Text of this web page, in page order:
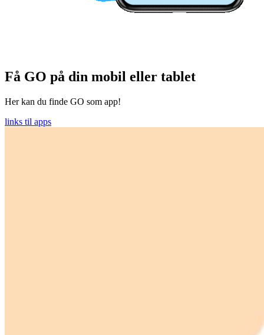
Få GO på din mobil eller tablet
Her kan du finde GO som app!
links til apps